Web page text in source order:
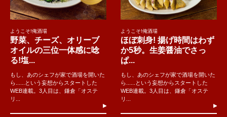
ようこそ!俺酒場
野菜、チーズ、オリーブ
オイルの三位一体感に唸
る!塩...
もし、あのシェフが家で酒場を開いた
ら......という妄想からスタートした
WEB連載。3人目は、鎌倉「オステ
リ...
ようこそ!俺酒場
ほぼ刺身! 揚げ時間はわず
か5秒。生姜醤油でさっ
ぱ...
もし、あのシェフが家で酒場を開いた
ら......という妄想からスタートした
WEB連載。3人目は、鎌倉「オステ
リ...